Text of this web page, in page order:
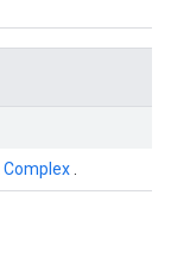
Complex